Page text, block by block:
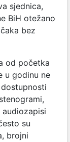
sjednica,
BiH otežano
bez
od početka
u godinu ne
su
brojni